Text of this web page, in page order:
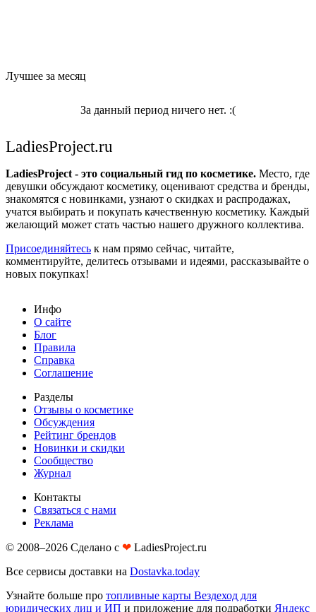
Лучшее за месяц
За данный период ничего нет. :(
LadiesProject.ru
LadiesProject - это социальный гид по косметике. Место, где
девушки обсуждают косметику, оценивают средства и бренды,
знакомятся с новинками, узнают о скидках и распродажах,
учатся выбирать и покупать качественную косметику. Каждый
желающий может стать частью нашего дружного коллектива.
Присоединяйтесь к нам прямо сейчас, читайте,
комментируйте, делитесь отзывами и идеями, рассказывайте о
новых покупках!
Инфо
О сайте
Блог
Правила
Справка
Соглашение
Разделы
Отзывы о косметике
Обсуждения
Рейтинг брендов
Новинки и скидки
Сообщество
Журнал
Контакты
Связаться с нами
Реклама
© 2008–2026 Сделано с ❤︎ LadiesProject.ru
Все сервисы доставки на Dostavka.today
Узнайте больше про топливные карты Вездеход для
юридических лиц и ИП и приложение для подработки Яндекс